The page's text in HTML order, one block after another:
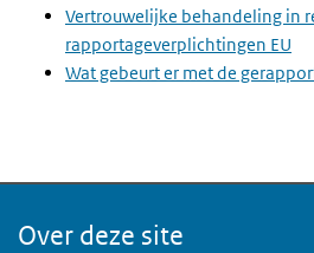
Vertrouwelijke behandeling in
rapportageverplichtingen EU
Wat gebeurt er met de
Over deze site